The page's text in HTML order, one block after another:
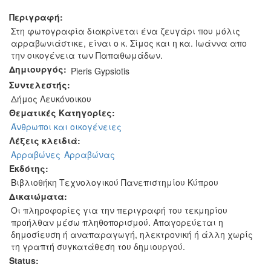
Περιγραφή:
Στη φωτογραφία διακρίνεται ένα ζευγάρι που μόλις
αρραβωνιάστικε, είναι ο κ. Σίμος και η κα. Ιωάννα απο
την οικογένεια των Παπαθωμάδων.
Δημιουργός: Pieris Gypsiotis
Συντελεστής:
Δήμος Λευκόνοικου
Θεματικές Κατηγορίες:
Άνθρωποι και οικογένειες
Λέξεις κλειδιά:
Αρραβώνες Αρραβώνας
Εκδότης:
Βιβλιοθήκη Τεχνολογικού Πανεπιστημίου Κύπρου
Δικαιώματα:
Οι πληροφορίες για την περιγραφή του τεκμηρίου
προήλθαν μέσω πληθοπορισμού. Απαγορεύεται η
δημοσίευση ή αναπαραγωγή, ηλεκτρονική ή άλλη χωρίς
τη γραπτή συγκατάθεση του δημιουργού.
Status: